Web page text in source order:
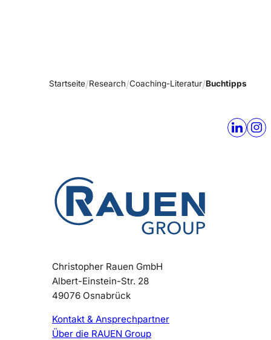
Startseite Research Coaching-Literatur Buchtipps
Christopher Rauen GmbH
Albert-Einstein-Str. 28
49076 Osnabrück
Kontakt & Ansprechpartner
Über die RAUEN Group